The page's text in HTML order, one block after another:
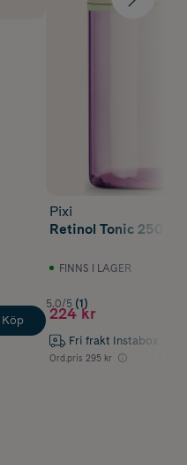
Köp
Pixi
Retinol Tonic 250 ml
FINNS I LAGER
5.0/5 (1)
224 kr
Fri frakt Instabox
Ord.pris 295 kr